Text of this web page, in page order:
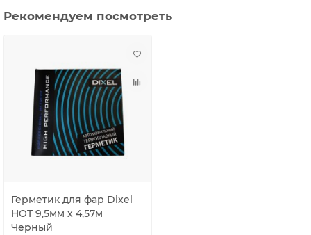
Рекомендуем посмотреть
Герметик для фар Dixel
HOT 9,5мм х 4,57м
Черный